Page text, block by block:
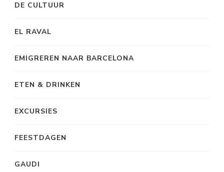
DE CULTUUR
EL RAVAL
EMIGREREN NAAR BARCELONA
ETEN & DRINKEN
EXCURSIES
FEESTDAGEN
GAUDI